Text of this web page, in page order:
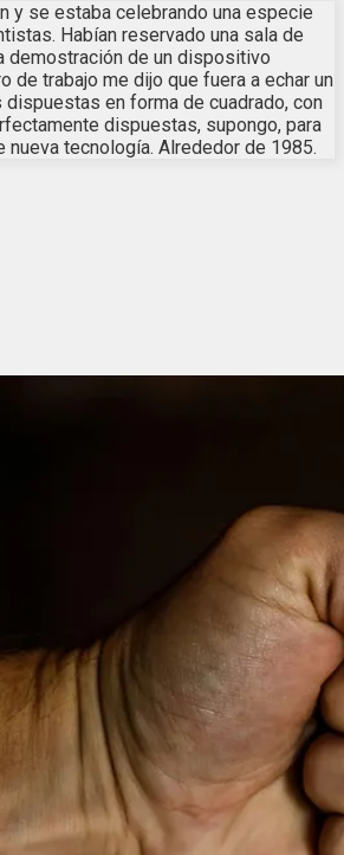
y se estaba celebrando una especie
Habían reservado una sala de
demostración de un dispositivo
de trabajo me dijo que fuera a echar un
en forma de cuadrado, con
dispuestas, supongo, para
nueva tecnología. Alrededor de 1985.